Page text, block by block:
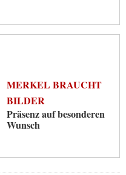
MERKEL BRAUCHT
BILDER
Präsenz auf besonderen
Wunsch